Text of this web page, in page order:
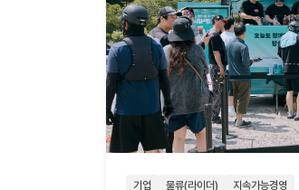
기업 물류(라이더) 지속가능경영